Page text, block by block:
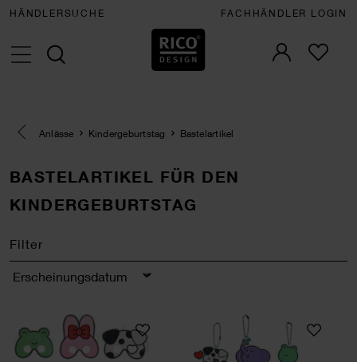
HÄNDLERSUCHE FACHHÄNDLER LOGIN
Eine Kategorie zurück navigieren
Anlässe Kindergeburtstag Bastelartikel
BASTELARTIKEL FÜR DEN
KINDERGEBURTSTAG
Filter
Sortierung
Diamond Painting Masken Tiere Diamond